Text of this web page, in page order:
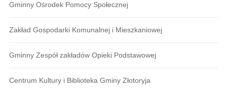
Gminny Ośrodek Pomocy Społecznej
Zakład Gospodarki Komunalnej i Mieszkaniowej
Gminny Zespół zakładów Opieki Podstawowej
Centrum Kultury i Biblioteka Gminy Złotoryja